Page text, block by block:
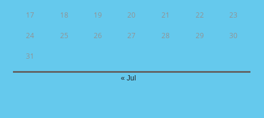
17 18 19 20 21 22 23
24 25 26 27 28 29 30
31
« Jul